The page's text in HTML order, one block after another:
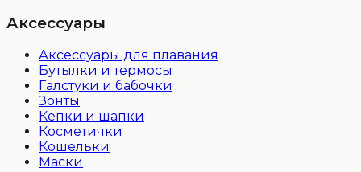
Аксессуары
Аксессуары для плавания
Бутылки и термосы
Галстуки и бабочки
Зонты
Кепки и шапки
Косметички
Кошельки
Маски